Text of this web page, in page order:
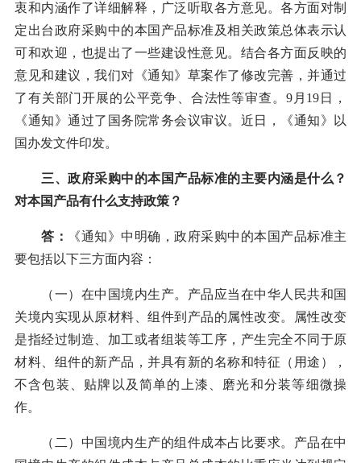
衷和内涵作了详细解释，广泛听取各方意见。各方面对制
定出台政府采购中的本国产品标准及相关政策总体表示认
可和欢迎，也提出了一些建设性意见。结合各方面反映的
意见和建议，我们对《通知》草案作了修改完善，并通过
了有关部门开展的公平竞争、合法性等审查。9月19日，
《通知》通过了国务院常务会议审议。近日，《通知》以
国办发文件印发。
三、政府采购中的本国产品标准的主要内涵是什么？
对本国产品有什么支持政策？
答：
《通知》中明确，政府采购中的本国产品标准主
要包括以下三方面内容：
（一）在中国境内生产。产品应当在中华人民共和国
关境内实现从原材料、组件到产品的属性改变。属性改变
是指经过制造、加工或者组装等工序，产生完全不同于原
材料、组件的新产品，并具有新的名称和特征（用途），
不含包装、贴牌以及简单的上漆、磨光和分装等细微操
作。
（二）中国境内生产的组件成本占比要求。产品在中